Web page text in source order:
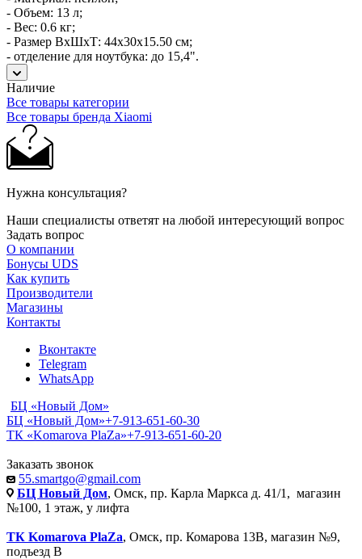
- Объем: 13 л;
- Вес: 0.6 кг;
- Размер ВхШхТ: 44х30х15.50 см;
- отделение для ноутбука: до 15,4".
Наличие
Все товары категории
Все товары бренда Xiaomi
Нужна консультация?
Наши специалисты ответят на любой интересующий вопрос
Задать вопрос
О компании
Бонусы UDS
Как купить
Производители
Магазины
Контакты
Вконтакте
Telegram
WhatsApp
БЦ «Новый Дом»
БЦ «Новый Дом»+7-913-651-60-30
ТК «Komarova PlaZa»+7-913-651-60-20
Заказать звонок
55.smartgo@gmail.com
БЦ Новый Дом, Омск, пр. Карла Маркса д. 41/1, магазин
№100, 1 этаж, у лифта
ТК Komarova PlaZa, Омск, пр. Комарова 13В, магазин №9,
подъезд В